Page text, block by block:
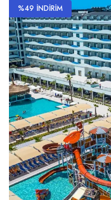
%49 İNDİRİM